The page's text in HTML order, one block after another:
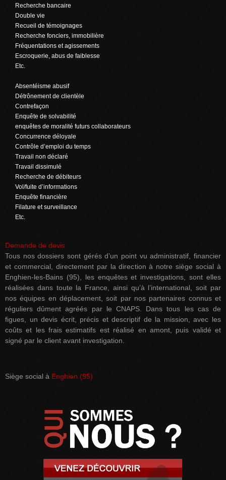
Recherche bancaire
Double vie
Recueil de témoignages
Recherche fonciers, immobilière
Fréquentations et agissements
Escroquerie, abus de faiblesse
Etc.
Absentéisme abusif
Détrônement de clientèle
Contrefaçon
Enquête de solvabilité
enquêtes de moralité futurs collaborateurs
Concurrence déloyale
Contrôle d’emploi du temps
Travail non déclaré
Travail dissimulé
Recherche de débiteurs
Vol/fuite d’informations
Enquête financière
Filature et surveillance
Etc.
Demande de devis
Tous nos dossiers sont gérés d’un point vu administratif, financier
et commercial, directement par la direction à notre siège social à
Enghien-les-Bains (95), les enquêtes et investigations, sont elles
réalisées dans toute la France, ainsi qu’à l’international, soit par
nos équipes en déplacement, soit par nos partenaires connus et
réguliers dûment agréés par le CNAPS. Dans tous les cas de
figues, un devis écrit, précis et descriptif de la mission, avec les
coûts et les frais estimatifs est réalisé en amont, puis validé et
signé par le client avant investigation.
Siège social à Enghien (95)